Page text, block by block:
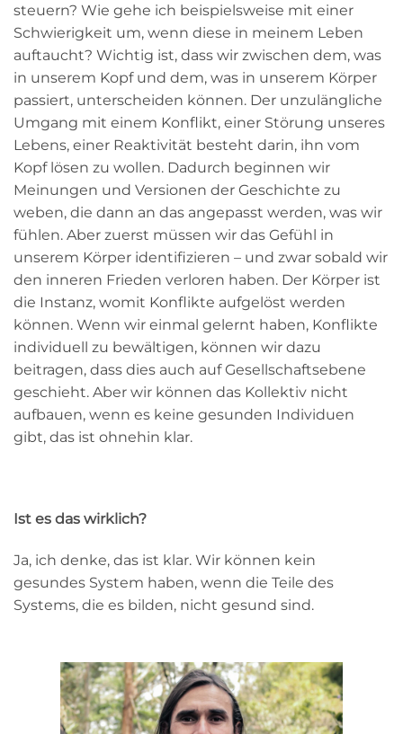
steuern? Wie gehe ich beispielsweise mit einer
Schwierigkeit um, wenn diese in meinem Leben
auftaucht? Wichtig ist, dass wir zwischen dem, was
in unserem Kopf und dem, was in unserem Körper
passiert, unterscheiden können. Der unzulängliche
Umgang mit einem Konflikt, einer Störung unseres
Lebens, einer Reaktivität besteht darin, ihn vom
Kopf lösen zu wollen. Dadurch beginnen wir
Meinungen und Versionen der Geschichte zu
weben, die dann an das angepasst werden, was wir
fühlen. Aber zuerst müssen wir das Gefühl in
unserem Körper identifizieren – und zwar sobald wir
den inneren Frieden verloren haben. Der Körper ist
die Instanz, womit Konflikte aufgelöst werden
können. Wenn wir einmal gelernt haben, Konflikte
individuell zu bewältigen, können wir dazu
beitragen, dass dies auch auf Gesellschaftsebene
geschieht. Aber wir können das Kollektiv nicht
aufbauen, wenn es keine gesunden Individuen
gibt, das ist ohnehin klar.
Ist es das wirklich?
Ja, ich denke, das ist klar. Wir können kein
gesundes System haben, wenn die Teile des
Systems, die es bilden, nicht gesund sind.